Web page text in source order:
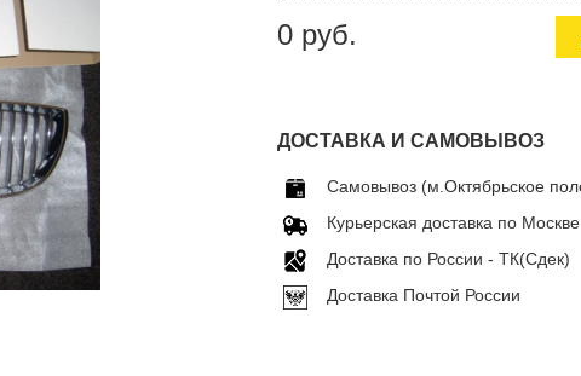
0 руб.
ДОСТАВКА И САМОВЫВОЗ
Самовывоз (м.Октябрьское
Курьерская доставка по Москве
Доставка по Росcии - ТК(Сдек)
Доставка Почтой России